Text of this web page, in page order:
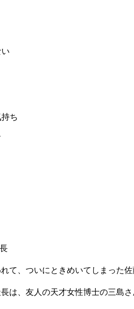
ち
て、ついにときめいてしまった佐
は、友人の天才女性博士の三島さ